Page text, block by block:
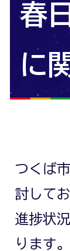
春
に
つくば
討して
進捗状
ります。